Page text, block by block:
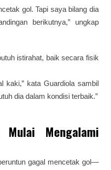
gol. Tapi saya bilang dia
berikutnya,” ungkap
istirahat, baik secara fisik
kaki,” kata Guardiola sambil
dia dalam kondisi terbaik.”
Mulai Mengalami
gagal mencetak gol—